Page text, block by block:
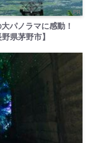
PR
パノラマに感動！
県茅野市】